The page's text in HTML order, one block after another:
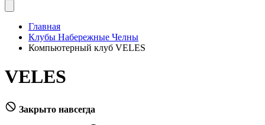
Главная
Клубы Набережные Челны
Компьютерный клуб VELES
VELES
Закрыто навсегда